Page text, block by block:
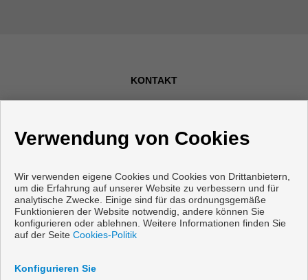
KONTAKT
Local 4
+34 607592668 |+34 952465280
info@vanicasa.com
Von Montag bis Freitag : 10:00 - 13:30 und 17:00 - 19:30
Verwendung von Cookies
Wir verwenden eigene Cookies und Cookies von Drittanbietern,
um die Erfahrung auf unserer Website zu verbessern und für
analytische Zwecke. Einige sind für das ordnungsgemäße
Funktionieren der Website notwendig, andere können Sie
konfigurieren oder ablehnen. Weitere Informationen finden Sie
auf der Seite Cookies-Politik
Konfigurieren Sie